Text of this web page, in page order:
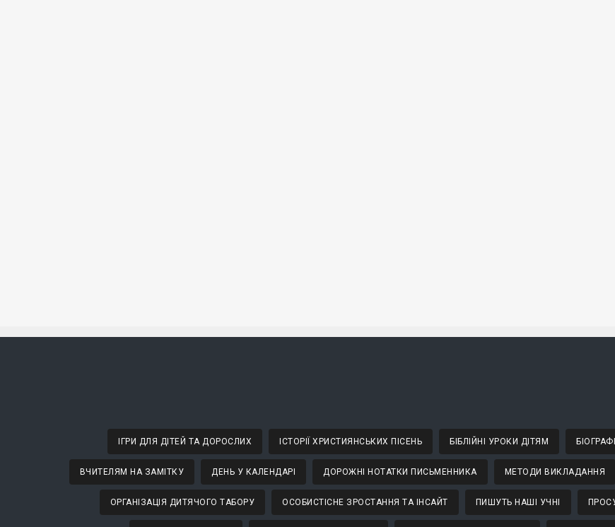
ІГРИ ДЛЯ ДІТЕЙ ТА ДОРОСЛИХ ІСТОРІЇ ХРИСТИЯНСЬКИХ ПІСЕНЬ БІБЛІЙНІ УРОКИ ДІТЯМ
ВЧИТЕЛЯМ НА ЗАМІТКУ ДЕНЬ У КАЛЕНДАРІ ДОРОЖНІ НОТАТКИ ПИСЬМЕННИКА МЕТОДИ ВИКЛАДАННЯ
ОРГАНІЗАЦІЯ ДИТЯЧОГО ТАБОРУ ОСОБИСТІСНЕ ЗРОСТАННЯ ТА ІНСАЙТ ПИШУТЬ НАШІ УЧНІ